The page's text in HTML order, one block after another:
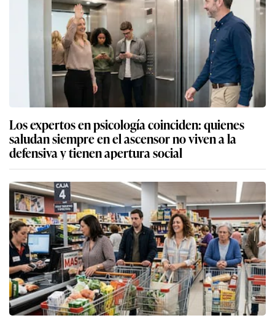
Los expertos en psicología coinciden: quienes
saludan siempre en el ascensor no viven a la
defensiva y tienen apertura social